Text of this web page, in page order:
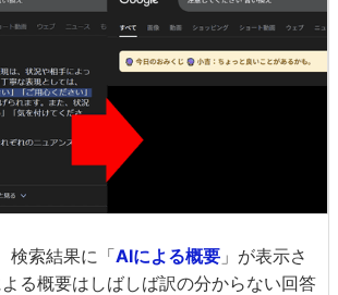
検索結果に「AIによる概要 」が表示さ
る概要はしばしば訳の分からない回答